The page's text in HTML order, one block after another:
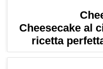
Cheesecake al
ricetta